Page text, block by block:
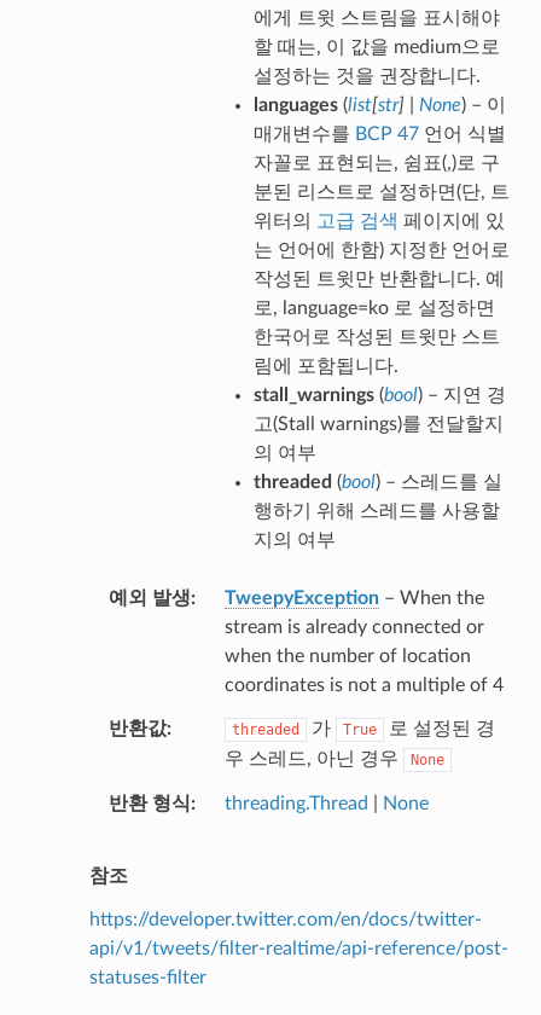
에게 트윗 스트림을 표시해야
할 때는, 이 값을 medium으로
설정하는 것을 권장합니다.
languages(list[str] None) – 이
매개변수를 BCP 47언어 식별
자꼴로 표현되는, 쉼표(,)로 구
분된 리스트로 설정하면(단, 트
위터의
고급 검색 페이지에 있
는 언어에 한함) 지정한 언어로
작성된 트윗만 반환합니다. 예
로, language=ko 로 설정하면
한국어로 작성된 트윗만 스트
림에 포함됩니다.
stall_warnings(bool) – 지연 경
고(Stall warnings)를 전달할지
의 여부
threaded (bool) – 스레드를 실
행하기 위해 스레드를 사용할
지의 여부
예외 발생 TweepyException– When the
stream is already connected or
when the number of location
coordinates is not a multiple of 4
반환값 threaded 가 True
로 설정된 경
우 스레드, 아닌 경우
None
반환 형식 threading.Thread None
참조
https://developer.twitter.com/en/docs/twitter-
api/v1/tweets/filter-realtime/api-reference/post-
statuses-filter